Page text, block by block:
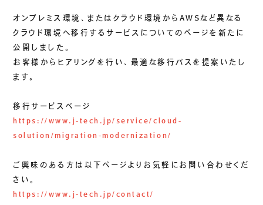
SERVICE
J's Works ERP
受託開発
生成AIソリューション
CASES
公開事例
オンプレミス環境、またはクラウド環境からAWSなど異なる
クラウド環境へ移行するサービスについてのページを新たに
公開しました。
お客様からヒアリングを行い、最適な移行パスを提案いたし
ます。
移行サービスページ
https://www.j-tech.jp/service/cloud-
solution/migration-modernization/
ご興味のある方は以下ページよりお気軽にお問い合わせくだ
さい。
https://www.j-tech.jp/contact/